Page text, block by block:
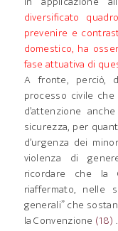
diversificato
prevenire e
domestico, ha
fase attuativa di
A fronte, perciò,
processo civile
d’attenzione
sicurezza, per
d’urgenza dei
violenza di
ricordare che la
riaffermato, nelle
generali” che
la Convenzione (18) .